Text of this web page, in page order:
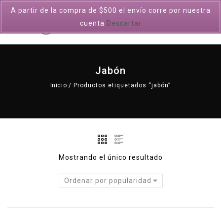
Jabón
Inicio / Productos etiquetados “jabón”
Mostrando el único resultado
Ordenar por popularidad
A partir de la compra de $500 el envío corre por nuestra
cuenta Descartar